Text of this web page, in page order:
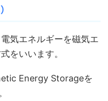
気エネルギーを磁気エ
をいいます。
Energy Storageを